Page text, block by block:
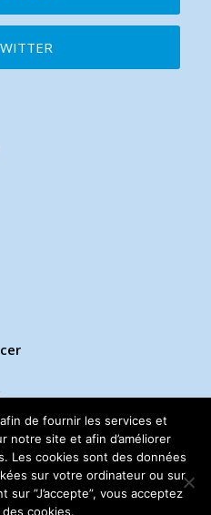
de fournir les services et
notre site et afin d’améliorer
Les cookies sont des données
sur votre ordinateur ou sur
”J’accepte”, vous acceptez
des cookies.